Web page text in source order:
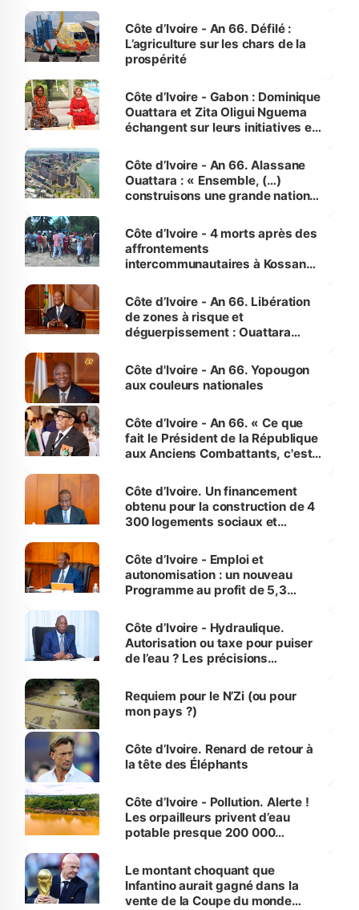
Côte d’Ivoire - An 66. Défilé :
L’agriculture sur les chars de la
prospérité
Côte d’Ivoire - Gabon : Dominique
Ouattara et Zita Oligui Nguema
échangent sur leurs initiatives en
enfants
Côte d’Ivoire - An 66. Alassane
Ouattara : « Ensemble, (…)
construisons une grande nation
générations futures »
Côte d’Ivoire - 4 morts après des
affrontements
intercommunautaires à Kossandji
milieu des sinistrés
Côte d’Ivoire - An 66. Libération
de zones à risque et
déguerpissement : Ouattara
l'Etat de droit pour préserver les
vies humaines »
Côte d'Ivoire - An 66. Yopougon
aux couleurs nationales
Côte d’Ivoire - An 66. « Ce que
fait le Président de la République
aux Anciens Combattants, c'est
Côte d’Ivoire. Un financement
obtenu pour la construction de 4
300 logements sociaux et
et Yamoussoukro
Côte d’Ivoire - Emploi et
autonomisation : un nouveau
Programme au profit de 5,3
Côte d’Ivoire - Hydraulique.
Autorisation ou taxe pour puiser
de l’eau ? Les précisions
Requiem pour le N’Zi (ou pour
mon pays ?)
Côte d’Ivoire. Renard de retour à
la tête des Éléphants
Côte d’Ivoire - Pollution. Alerte !
Les orpailleurs privent d’eau
potable presque 200 000
Le montant choquant que
Infantino aurait gagné dans la
vente de la Coupe du monde